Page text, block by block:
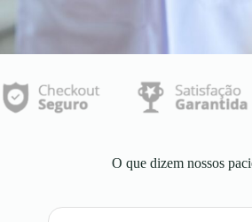
O que dizem nossos